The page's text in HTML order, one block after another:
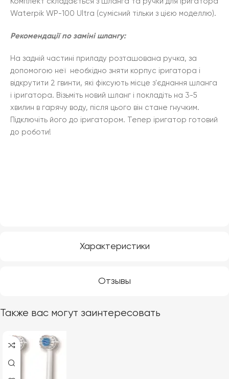
Характеристики
Отзывы
Waterpik WP-100 Ultra (сумісний тільки з цією моделлю).
Рекомендації по заміні шлангу:
На задній частині приладу розташована ручка, за
допомогою неї необхідно зняти корпус іригатора і
відкрутити 2 гвинти, які фіксують місце з'єднання шланга
і іригатора. Візьміть новий шланг і покладіть на 3-5
хвилин в гарячу воду, після цього він стане гнучким.
Підключіть його до іригатором. Тепер іригатор готовий
до роботи!
Также вас могут заинтересовать